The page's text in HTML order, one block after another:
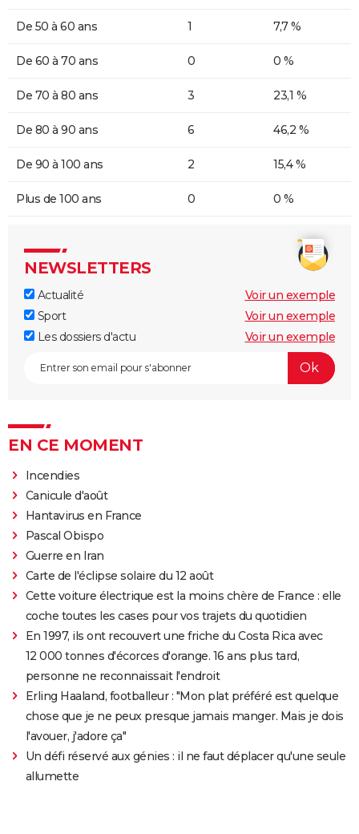
De 50 à 60 ans 1 7,7 %
De 60 à 70 ans 0 0 %
De 70 à 80 ans 3 23,1 %
De 80 à 90 ans 6 46,2 %
De 90 à 100 ans 2 15,4 %
Plus de 100 ans 0 0 %
NEWSLETTERS
Actualité
Voir un exemple
Sport
Voir un exemple
Les dossiers d'actu
Voir un exemple
EN CE MOMENT
Incendies
Canicule d'août
Hantavirus en France
Pascal Obispo
Guerre en Iran
Carte de l'éclipse solaire du 12 août
Cette voiture électrique est la moins chère de France : elle
coche toutes les cases pour vos trajets du quotidien
En 1997, ils ont recouvert une friche du Costa Rica avec
12 000 tonnes d'écorces d'orange. 16 ans plus tard,
personne ne reconnaissait l'endroit
Erling Haaland, footballeur : "Mon plat préféré est quelque
chose que je ne peux presque jamais manger. Mais je dois
l'avouer, j'adore ça"
Un défi réservé aux génies : il ne faut déplacer qu'une seule
allumette